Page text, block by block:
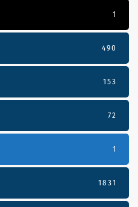
1
490
153
72
1
1831